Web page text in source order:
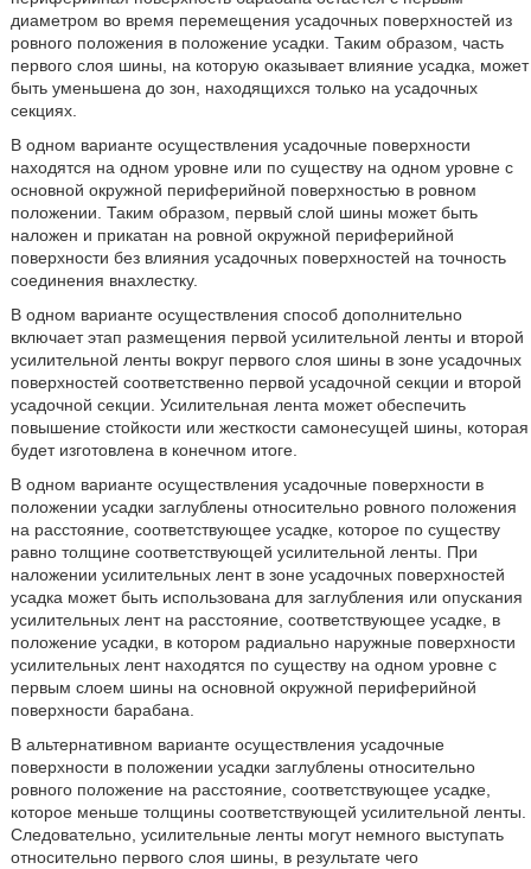
диаметром во время перемещения усадочных поверхностей из
ровного положения в положение усадки. Таким образом, часть
первого слоя шины, на которую оказывает влияние усадка, может
быть уменьшена до зон, находящихся только на усадочных
секциях.
В одном варианте осуществления усадочные поверхности
находятся на одном уровне или по существу на одном уровне с
основной окружной периферийной поверхностью в ровном
положении. Таким образом, первый слой шины может быть
наложен и прикатан на ровной окружной периферийной
поверхности без влияния усадочных поверхностей на точность
соединения внахлестку.
В одном варианте осуществления способ дополнительно
включает этап размещения первой усилительной ленты и второй
усилительной ленты вокруг первого слоя шины в зоне усадочных
поверхностей соответственно первой усадочной секции и второй
усадочной секции. Усилительная лента может обеспечить
повышение стойкости или жесткости самонесущей шины, которая
будет изготовлена в конечном итоге.
В одном варианте осуществления усадочные поверхности в
положении усадки заглублены относительно ровного положения
на расстояние, соответствующее усадке, которое по существу
равно толщине соответствующей усилительной ленты. При
наложении усилительных лент в зоне усадочных поверхностей
усадка может быть использована для заглубления или опускания
усилительных лент на расстояние, соответствующее усадке, в
положение усадки, в котором радиально наружные поверхности
усилительных лент находятся по существу на одном уровне с
первым слоем шины на основной окружной периферийной
поверхности барабана.
В альтернативном варианте осуществления усадочные
поверхности в положении усадки заглублены относительно
ровного положение на расстояние, соответствующее усадке,
которое меньше толщины соответствующей усилительной ленты.
Следовательно, усилительные ленты могут немного выступать
относительно первого слоя шины, в результате чего